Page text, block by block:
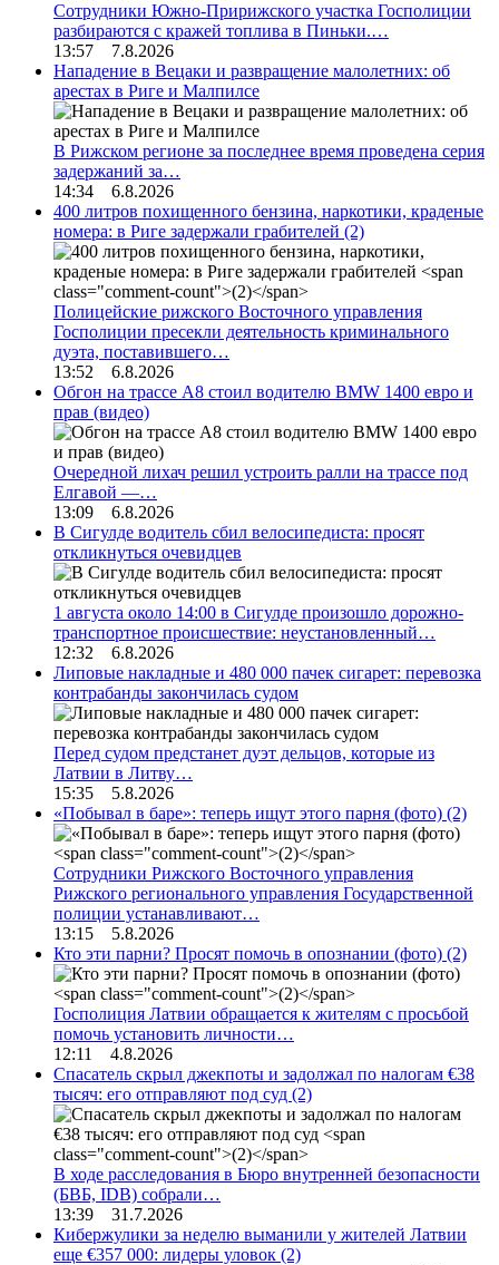
Сотрудники Южно-Пририжского участка Госполиции
разбираются с кражей топлива в Пиньки.…
13:57 7.8.2026
Нападение в Вецаки и развращение малолетних: об
арестах в Риге и Малпилсе
В Рижском регионе за последнее время проведена серия
задержаний за…
14:34 6.8.2026
400 литров похищенного бензина, наркотики, краденые
номера: в Риге задержали грабителей (2)
Полицейские рижского Восточного управления
Госполиции пресекли деятельность криминального
дуэта, поставившего…
13:52 6.8.2026
Обгон на трассе А8 стоил водителю BMW 1400 евро и
прав (видео)
Очередной лихач решил устроить ралли на трассе под
Елгавой —…
13:09 6.8.2026
В Сигулде водитель сбил велосипедиста: просят
откликнуться очевидцев
1 августа около 14:00 в Сигулде произошло дорожно-
транспортное происшествие: неустановленный…
12:32 6.8.2026
Липовые накладные и 480 000 пачек сигарет: перевозка
контрабанды закончилась судом
Перед судом предстанет дуэт дельцов, которые из
Латвии в Литву…
15:35 5.8.2026
«Побывал в баре»: теперь ищут этого парня (фото) (2)
Сотрудники Рижского Восточного управления
Рижского регионального управления Государственной
полиции устанавливают…
13:15 5.8.2026
Кто эти парни? Просят помочь в опознании (фото) (2)
Госполиция Латвии обращается к жителям с просьбой
помочь установить личности…
12:11 4.8.2026
Спасатель скрыл джекпоты и задолжал по налогам €38
тысяч: его отправляют под суд (2)
В ходе расследования в Бюро внутренней безопасности
(БВБ, IDB) собрали…
13:39 31.7.2026
Кибержулики за неделю выманили у жителей Латвии
еще €357 000: лидеры уловок (2)